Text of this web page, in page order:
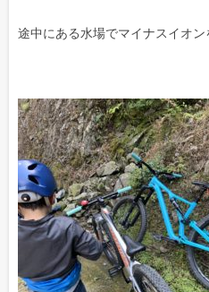
途中にある水場でマイナスイオン